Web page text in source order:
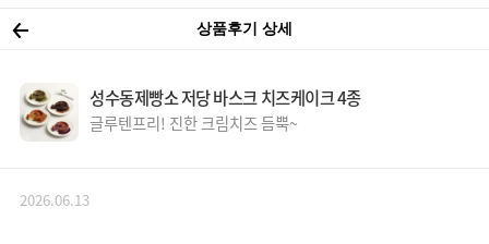
상품후기 상세
성수동제빵소 저당 바스크 치즈케이크 4종
글루텐프리! 진한 크림치즈 듬뿍~
2026.06.13